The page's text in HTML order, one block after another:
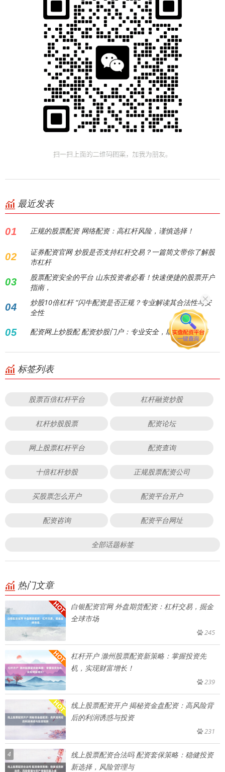
最近发表
01 正规的股票配资 网络配资：高杠杆风险，谨慎选择！
02
证券配资官网 炒股是否支持杠杆交易？一篇简文带你了解股
市杠杆
03
股票配资安全的平台 山东投资者必看！快速便捷的股票开户
指南，
04
炒股10倍杠杆 “闪牛配资是否正规？专业解读其合法性与安
全性
05 配资网上炒股配 配资炒股门户：专业安全，助您股市致富
标签列表
股票百倍杠杆平台 杠杆融资炒股
杠杆炒股股票 配资论坛
网上股票杠杆平台 配资查询
十倍杠杆炒股 正规股票配资公司
买股票怎么开户 配资平台开户
配资咨询 配资平台网址
全部话题标签
热门文章
白银配资官网 外盘期货配资：杠杆交易，掘金
全球市场
245
杠杆开户 滁州股票配资新策略：掌握投资先
机，实现财富增长！
239
线上股票配资开户 揭秘资金盘配资：高风险背
后的利润诱惑与投资
231
4
线上股票配资合法吗 配资套保策略：稳健投资
新选择，风险管理与